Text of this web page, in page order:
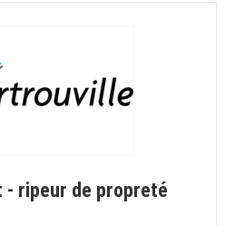
- ripeur de propreté